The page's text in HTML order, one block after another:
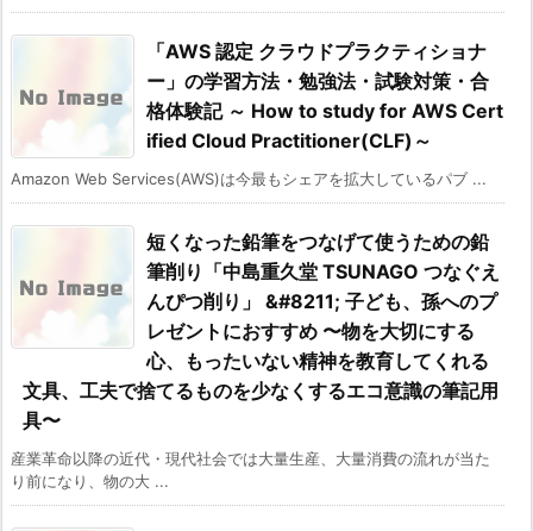
「AWS 認定 クラウドプラクティショナ
ー」の学習方法・勉強法・試験対策・合
格体験記 ～ How to study for AWS Cert
ified Cloud Practitioner(CLF)～
Amazon Web Services(AWS)は今最もシェアを拡大しているパブ ...
短くなった鉛筆をつなげて使うための鉛
筆削り「中島重久堂 TSUNAGO つなぐえ
んぴつ削り」 &#8211; 子ども、孫へのプ
レゼントにおすすめ 〜物を大切にする
心、もったいない精神を教育してくれる
文具、工夫で捨てるものを少なくするエコ意識の筆記用
具〜
産業革命以降の近代・現代社会では大量生産、大量消費の流れが当た
り前になり、物の大 ...